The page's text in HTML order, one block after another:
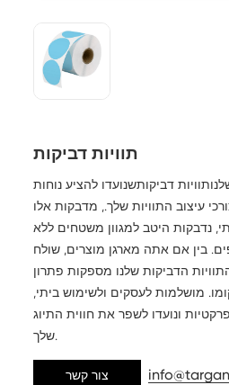
תוויות דביקות
תוויות דביקותשנועדו להציע נוחות
עיצוב התוויות שלך., מדבקות אלו
נדבקות היטב למגוון משטחים ללא
בין אם אתה מארגן מוצרים, שולח
הדביקות שלנו מספקות פתרון
מושלמות לעסקים ולשימוש ביתי,
ונועדו לשפר את חווית התיוג
שלך.
צור קשר